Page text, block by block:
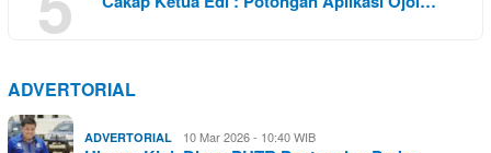
ADVERTORIAL
ADVERTORIAL 10 Mar 2026 - 10:40 WIB